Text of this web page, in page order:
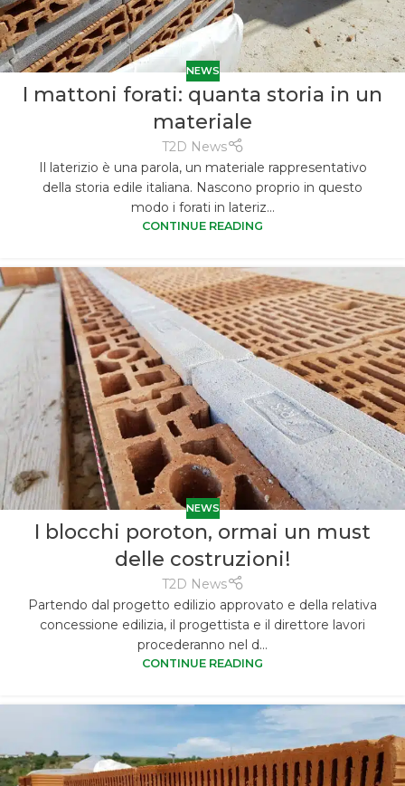
NEWS
I mattoni forati: quanta storia in un
materiale
T2D News
Il laterizio è una parola, un materiale rappresentativo
della storia edile italiana. Nascono proprio in questo
modo i forati in lateriz...
CONTINUE READING
NEWS
I blocchi poroton, ormai un must
delle costruzioni!
T2D News
Partendo dal progetto edilizio approvato e della relativa
concessione edilizia, il progettista e il direttore lavori
procederanno nel d...
CONTINUE READING